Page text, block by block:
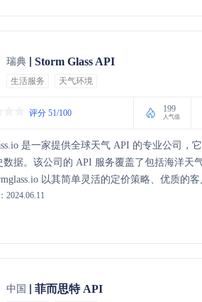
瑞典 Storm Glass API
生活服务 天气环境
评分 51/100 199
人气值
是一家提供全球天气 API 的专业公司
数据。该公司的 API 服务覆盖了包括海洋天
以其简单灵活的定价策略、优质的
过 Stormglass.io AI，用户可以访问一个智
2024.06.11
中国 菲而思特 API